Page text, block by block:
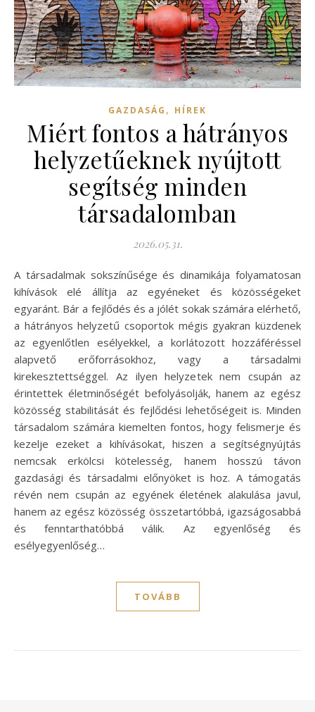
GAZDASÁG , HÍREK
Miért fontos a hátrányos
helyzetűeknek nyújtott
segítség minden
társadalomban
2026.05.31.
A társadalmak sokszínűsége és dinamikája folyamatosan
kihívások elé állítja az egyéneket és közösségeket
egyaránt. Bár a fejlődés és a jólét sokak számára elérhető,
a hátrányos helyzetű csoportok mégis gyakran küzdenek
az egyenlőtlen esélyekkel, a korlátozott hozzáféréssel
alapvető erőforrásokhoz, vagy a társadalmi
kirekesztettséggel. Az ilyen helyzetek nem csupán az
érintettek életminőségét befolyásolják, hanem az egész
közösség stabilitását és fejlődési lehetőségeit is. Minden
társadalom számára kiemelten fontos, hogy felismerje és
kezelje ezeket a kihívásokat, hiszen a segítségnyújtás
nemcsak erkölcsi kötelesség, hanem hosszú távon
gazdasági és társadalmi előnyöket is hoz. A támogatás
révén nem csupán az egyének életének alakulása javul,
hanem az egész közösség összetartóbbá, igazságosabbá
és fenntarthatóbbá válik. Az egyenlőség és
esélyegyenlőség…
TOVÁBB